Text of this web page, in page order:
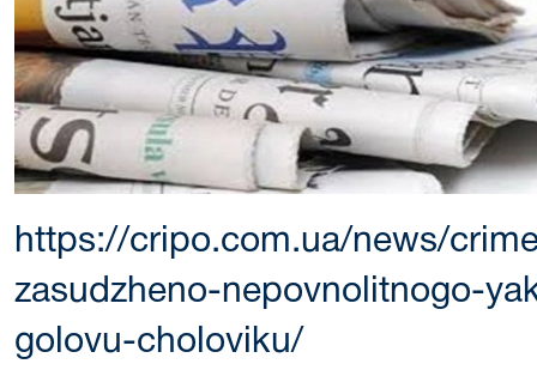
https://cripo.com.ua/news/
zasudzheno-nepovnolitnogo-
golovu-choloviku/